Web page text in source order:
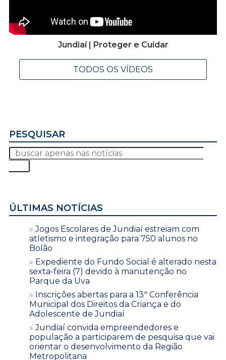
Jundiaí | Proteger e Cuidar
TODOS OS VÍDEOS
PESQUISAR
ÚLTIMAS NOTÍCIAS
Jogos Escolares de Jundiaí estreiam com
atletismo e integração para 750 alunos no
Bolão
Expediente do Fundo Social é alterado nesta
sexta-feira (7) devido à manutenção no
Parque da Uva
Inscrições abertas para a 13ª Conferência
Municipal dos Direitos da Criança e do
Adolescente de Jundiaí
Jundiaí convida empreendedores e
população a participarem de pesquisa que vai
orientar o desenvolvimento da Região
Metropolitana